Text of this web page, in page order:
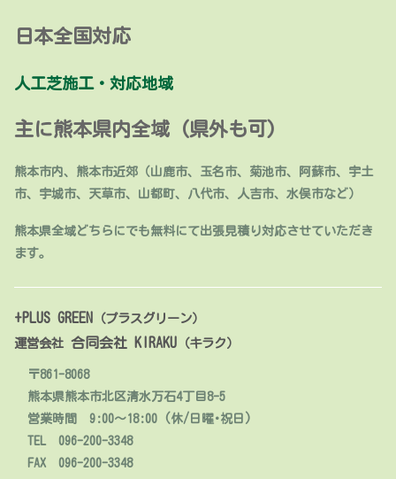
日本全国対応
人工芝施工・対応地域
主に熊本県内全域 (県外も可)
熊本市内、熊本市近郊（山鹿市、玉名市、菊池市、阿蘇市、宇土
市、宇城市、天草市、山都町、八代市、人吉市、水俣市など）
熊本県全域どちらにでも無料にて出張見積り対応させていただき
ます。
+PLUS GREEN
（プラスグリーン）
運営会社 合同会社 KIRAKU （キラク）
〒861-8068
熊本県熊本市北区清水万石4丁目8-5
営業時間 9:00～18:00 (休/日曜･祝日)
TEL 096-200-3348
FAX 096-200-3348